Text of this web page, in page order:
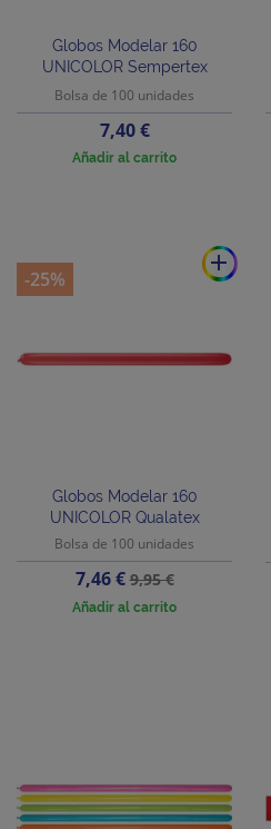
Globos Modelar 160
UNICOLOR Sempertex
Bolsa de 100 unidades
Precio
7,40 €
Añadir al carrito
add
Globos Modelar 160
UNICOLOR Qualatex
Bolsa de 100 unidades
Precio
7,46 €Precio
base
9,95 €
Añadir al carrito
-25%